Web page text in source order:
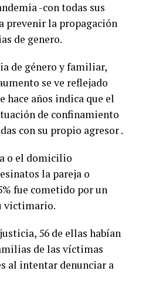
-con todas sus
prevenir la propagación
de genero.
de género y familiar,
se ve reflejado
hace años indica que el
de confinamiento
con su propio agresor .
o el domicilio
la pareja o
fue cometido por un
victimario.
56 de ellas habían
de las víctimas
al intentar denunciar a